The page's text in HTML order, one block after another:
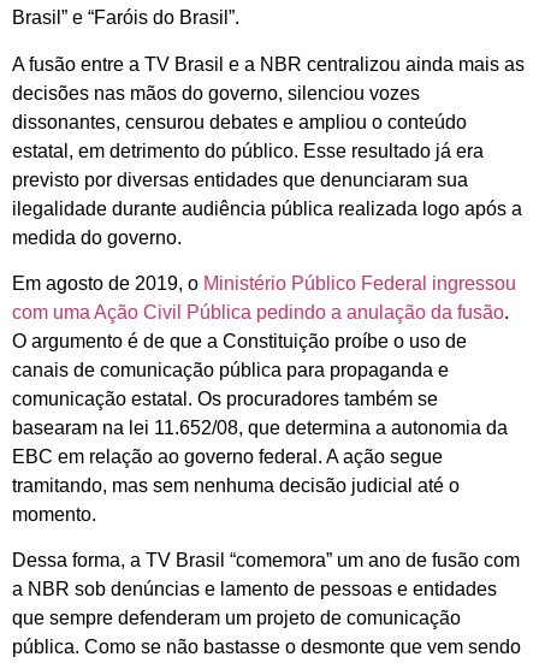
Brasil” e “Faróis do Brasil”.
A fusão entre a TV Brasil e a NBR centralizou ainda mais as
decisões nas mãos do governo, silenciou vozes
dissonantes, censurou debates e ampliou o conteúdo
estatal, em detrimento do público. Esse resultado já era
previsto por diversas entidades que denunciaram sua
ilegalidade durante audiência pública realizada logo após a
medida do governo.
Em agosto de 2019, o Ministério Público Federal ingressou
com uma Ação Civil Pública pedindo a anulação da fusão.
O argumento é de que a Constituição proíbe o uso de
canais de comunicação pública para propaganda e
comunicação estatal. Os procuradores também se
basearam na lei 11.652/08, que determina a autonomia da
EBC em relação ao governo federal. A ação segue
tramitando, mas sem nenhuma decisão judicial até o
momento.
Dessa forma, a TV Brasil “comemora” um ano de fusão com
a NBR sob denúncias e lamento de pessoas e entidades
que sempre defenderam um projeto de comunicação
pública. Como se não bastasse o desmonte que vem sendo